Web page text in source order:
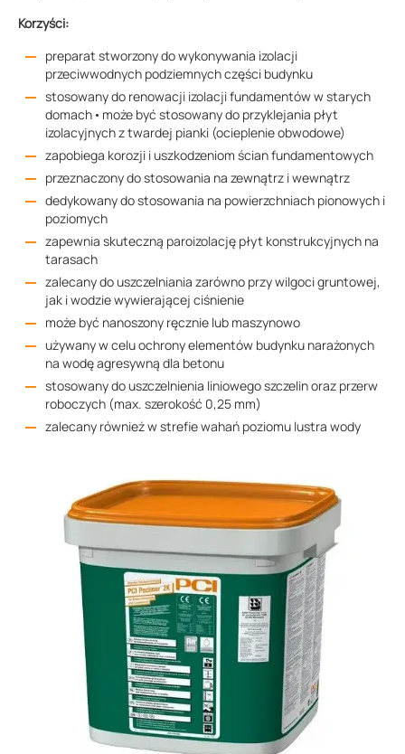
Korzyści:
preparat stworzony do wykonywania izolacji
przeciwwodnych podziemnych części budynku
stosowany do renowacji izolacji fundamentów w starych
domach • może być stosowany do przyklejania płyt
izolacyjnych z twardej pianki (ocieplenie obwodowe)
zapobiega korozji i uszkodzeniom ścian fundamentowych
przeznaczony do stosowania na zewnątrz i wewnątrz
dedykowany do stosowania na powierzchniach pionowych i
poziomych
zapewnia skuteczną paroizolację płyt konstrukcyjnych na
tarasach
zalecany do uszczelniania zarówno przy wilgoci gruntowej,
jak i wodzie wywierającej ciśnienie
może być nanoszony ręcznie lub maszynowo
używany w celu ochrony elementów budynku narażonych
na wodę agresywną dla betonu
stosowany do uszczelnienia liniowego szczelin oraz przerw
roboczych (max. szerokość 0,25 mm)
zalecany również w strefie wahań poziomu lustra wody